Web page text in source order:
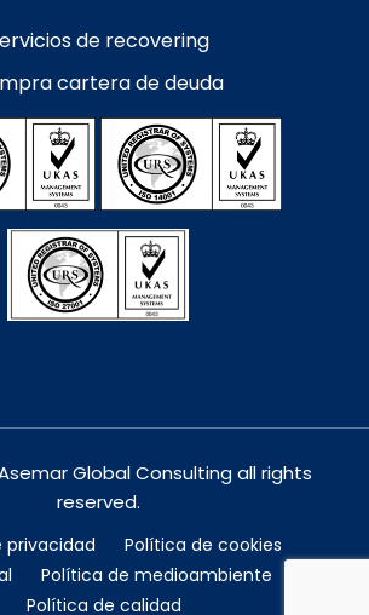
de recovering
cartera de deuda
Global Consulting all rights
reserved.
privacidad
Política de cookies
Política de medioambiente
Política de calidad